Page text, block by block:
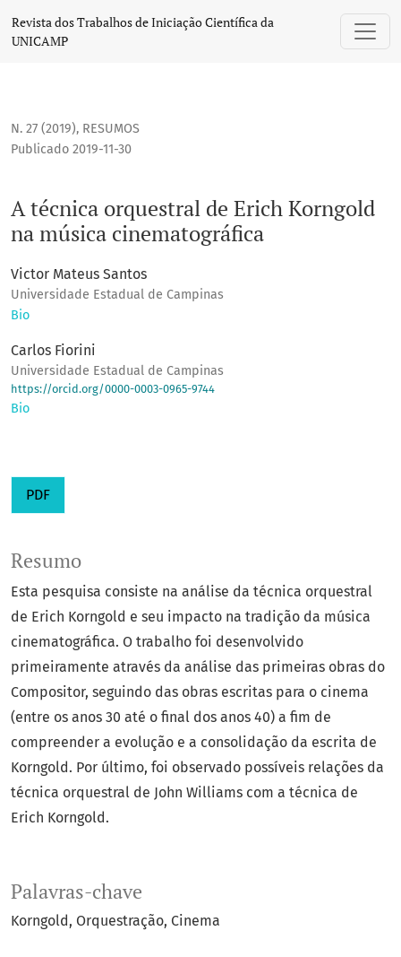
A técnica orquestral de Erich Korngold na música
Revista dos Trabalhos de Iniciação Científica da
UNICAMP
N. 27 (2019), RESUMOS
A técnica orquestral de Erich Korngold
na música cinematográfica
Publicado 2019-11-30
Victor Mateus Santos
Universidade Estadual de Campinas
Bio
Carlos Fiorini
Universidade Estadual de Campinas
https://orcid.org/0000-0003-0965-9744
Bio
PDF
Palavras-chave
Korngold Orquestração Cinema
Resumo
Esta pesquisa consiste na análise da técnica orquestral
de Erich Korngold e seu impacto na tradição da música
cinematográfica. O trabalho foi desenvolvido
primeiramente através da análise das primeiras obras do
Compositor, seguindo das obras escritas para o cinema
(entre os anos 30 até o final dos anos 40) a fim de
compreender a evolução e a consolidação da escrita de
Korngold. Por último, foi observado possíveis relações da
técnica orquestral de John Williams com a técnica de
Erich Korngold.